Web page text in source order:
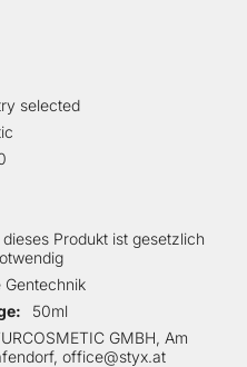
selected
dieses Produkt ist gesetzlich
Gentechnik
50ml
GMBH, Am
office@styx.at